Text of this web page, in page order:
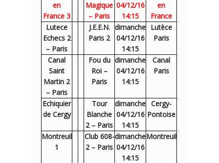
en
France 3
Magique
– Paris
04/12/16
14:15
en
France
Lutece
Echecs 2
– Paris
J.E.E.N.
Paris 2
dimanche
04/12/16
14:15
Lutèce
Paris
Canal
Saint
Martin 2
– Paris
Fou du
Roi –
Paris
dimanche
04/12/16
14:15
Canal
Paris
Echiquier
de Cergy
Tour
Blanche
2 – Paris
dimanche
04/12/16
14:15
Cergy-
Pontoise
Montreuil
1
Club 608-
2 – Paris
dimanche
04/12/16
14:15
Montreuil